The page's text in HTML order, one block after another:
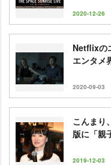
2020-12-26
Netflixの
エンタメ
2020-09-03
こんまり
版に「親
2019-12-03